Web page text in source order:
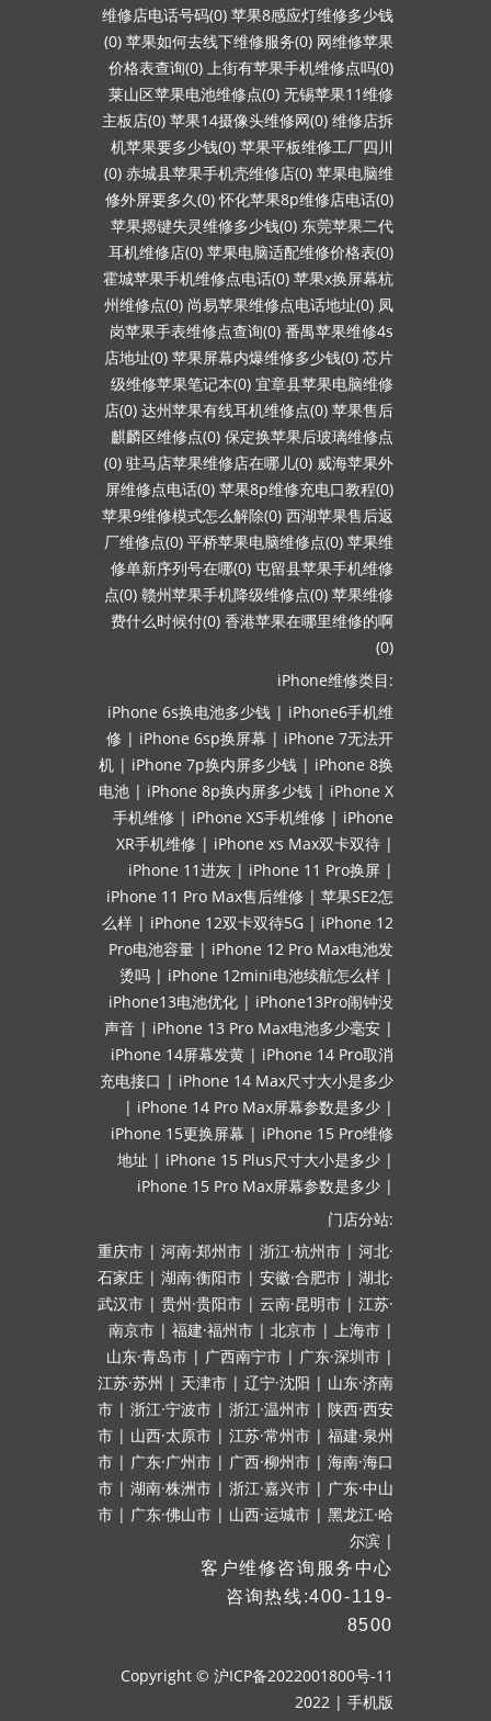
维修店电话号码(0) 苹果8感应灯维修多少钱
(0) 苹果如何去线下维修服务(0) 网维修苹果
价格表查询(0) 上街有苹果手机维修点吗(0)
莱山区苹果电池维修点(0) 无锡苹果11维修
主板店(0) 苹果14摄像头维修网(0) 维修店拆
机苹果要多少钱(0) 苹果平板维修工厂四川
(0) 赤城县苹果手机壳维修店(0) 苹果电脑维
修外屏要多久(0) 怀化苹果8p维修店电话(0)
苹果摁键失灵维修多少钱(0) 东莞苹果二代
耳机维修店(0) 苹果电脑适配维修价格表(0)
霍城苹果手机维修点电话(0) 苹果x换屏幕杭
州维修点(0) 尚易苹果维修点电话地址(0) 凤
岗苹果手表维修点查询(0) 番禺苹果维修4s
店地址(0) 苹果屏幕内爆维修多少钱(0) 芯片
级维修苹果笔记本(0) 宜章县苹果电脑维修
店(0) 达州苹果有线耳机维修点(0) 苹果售后
麒麟区维修点(0) 保定换苹果后玻璃维修点
(0) 驻马店苹果维修店在哪儿(0) 威海苹果外
屏维修点电话(0) 苹果8p维修充电口教程(0)
苹果9维修模式怎么解除(0) 西湖苹果售后返
厂维修点(0) 平桥苹果电脑维修点(0) 苹果维
修单新序列号在哪(0) 屯留县苹果手机维修
点(0) 赣州苹果手机降级维修点(0) 苹果维修
费什么时候付(0) 香港苹果在哪里维修的啊
(0)
iPhone维修类目:
iPhone 6s换电池多少钱 | iPhone6手机维
修 | iPhone 6sp换屏幕 | iPhone 7无法开
机 | iPhone 7p换内屏多少钱 | iPhone 8换
电池 | iPhone 8p换内屏多少钱 | iPhone X
手机维修 | iPhone XS手机维修 | iPhone
XR手机维修 | iPhone xs Max双卡双待 |
iPhone 11进灰 | iPhone 11 Pro换屏 |
iPhone 11 Pro Max售后维修 | 苹果SE2怎
么样 | iPhone 12双卡双待5G | iPhone 12
Pro电池容量 | iPhone 12 Pro Max电池发
烫吗 | iPhone 12mini电池续航怎么样 |
iPhone13电池优化 | iPhone13Pro闹钟没
声音 | iPhone 13 Pro Max电池多少毫安 |
iPhone 14屏幕发黄 | iPhone 14 Pro取消
充电接口 | iPhone 14 Max尺寸大小是多少
| iPhone 14 Pro Max屏幕参数是多少 |
iPhone 15更换屏幕 | iPhone 15 Pro维修
地址 | iPhone 15 Plus尺寸大小是多少 |
iPhone 15 Pro Max屏幕参数是多少 |
门店分站:
重庆市 | 河南·郑州市 | 浙江·杭州市 | 河北·
石家庄 | 湖南·衡阳市 | 安徽·合肥市 | 湖北·
武汉市 | 贵州·贵阳市 | 云南·昆明市 | 江苏·
南京市 | 福建·福州市 | 北京市 | 上海市 |
山东·青岛市 | 广西南宁市 | 广东·深圳市 |
江苏·苏州 | 天津市 | 辽宁·沈阳 | 山东·济南
市 | 浙江·宁波市 | 浙江·温州市 | 陕西·西安
市 | 山西·太原市 | 江苏·常州市 | 福建·泉州
市 | 广东·广州市 | 广西·柳州市 | 海南·海口
市 | 湖南·株洲市 | 浙江·嘉兴市 | 广东·中山
市 | 广东·佛山市 | 山西·运城市 | 黑龙江·哈
尔滨 |
客户维修咨询服务中心
咨询热线:400-119-
8500
Copyright © 沪ICP备2022001800号-11
2022 | 手机版